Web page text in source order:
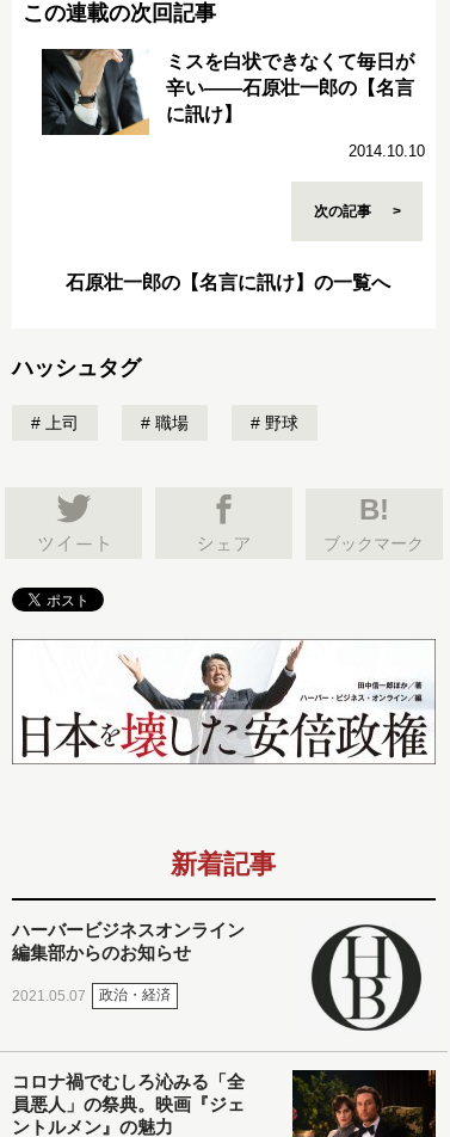
この連載の次回記事
ミスを白状できなくて毎日が
辛い――石原壮一郎の【名言
に訊け】
2014.10.10
次の記事
石原壮一郎の【名言に訊け】の一覧へ
ハッシュタグ
上司 職場 野球
B!
ブックマーク
新着記事
ハーバービジネスオンライン
編集部からのお知らせ
2021.05.07 政治・経済
コロナ禍でむしろ沁みる「全
員悪人」の祭典。映画『ジェ
ントルメン』の魅力